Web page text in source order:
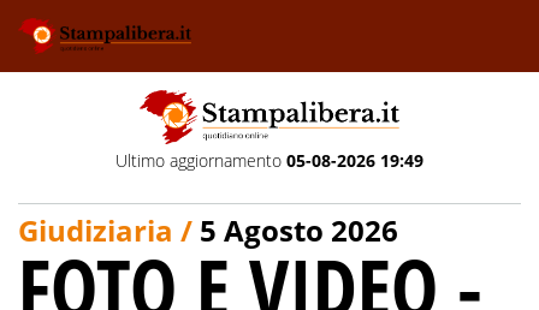
Ultimo aggiornamento 05-08-2026 19:49
Giudiziaria / 5 Agosto 2026
FOTO E VIDEO -